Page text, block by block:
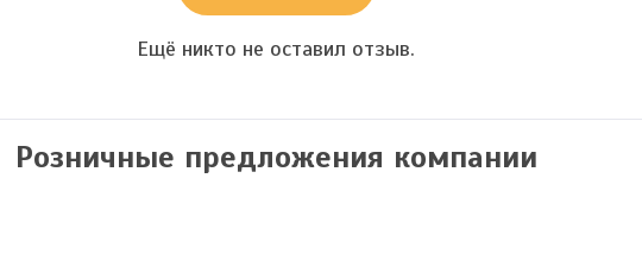
Ещё никто не оставил отзыв.
Розничные предложения компании